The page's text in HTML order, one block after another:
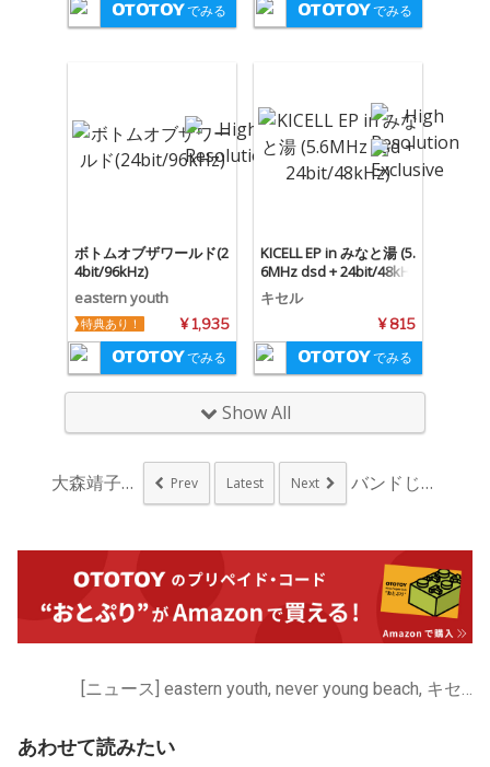
でみる でみる
ボトムオブザワールド(2
4bit/96kHz)
eastern youth
¥ 1,935
特典あり！
でみる
KICELL EP in みなと湯 (5.
6MHz dsd + 24bit/48kH
z)
キセル
¥ 815
でみる
Show All
大森靖子、弾き語り&... Prev Latest Next バンドじゃないもん！...
あわせて読みたい